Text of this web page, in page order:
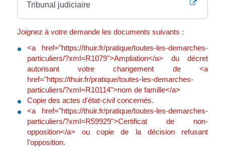
Tribunal judiciaire
Joignez à votre demande les documents suivants :
<a href="https://thuir.fr/pratique/toutes-les-demarches-
particuliers/?xml=R1079">Ampliation</a> du décret
autorisant votre changement de <a
href="https://thuir.fr/pratique/toutes-les-demarches-
particuliers/?xml=R10114">nom de famille</a>
Copie des actes d'état-civil concernés.
<a href="https://thuir.fr/pratique/toutes-les-demarches-
particuliers/?xml=R59929">Certificat de non-
opposition</a> ou copie de la décision refusant
l'opposition.